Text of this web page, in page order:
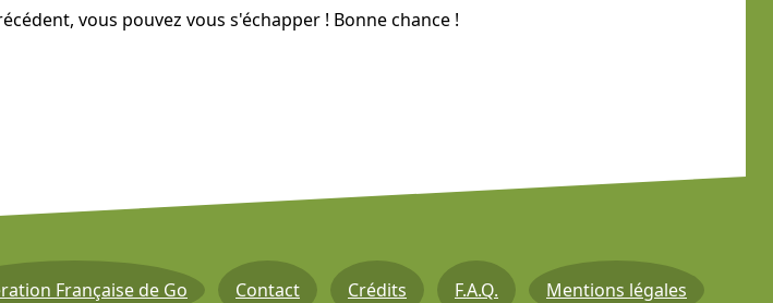
vous pouvez vous s'échapper ! Bonne chance !
Française de Go Contact Crédits F.A.Q. Mentions légales